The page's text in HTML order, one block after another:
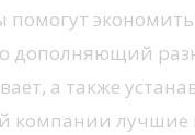
помогут
дополняющий
а также
компании